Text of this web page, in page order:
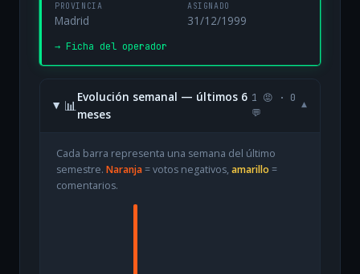
PROVINCIA
Madrid
ASIGNADO
31/12/1999
→ Ficha del operador
📊
Evolución semanal — últimos 6
meses
1 😡 · 0
💬
▾
Cada barra representa una semana del último
semestre. Naranja= votos negativos, amarillo =
comentarios.